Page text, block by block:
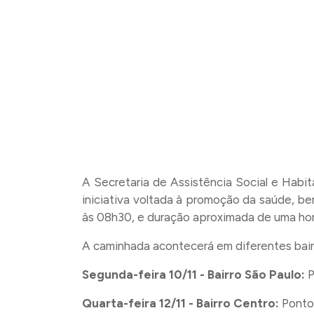
A Secretaria de Assistência Social e
iniciativa voltada à promoção da saúde,
às 08h30, e duração aproximada de uma
A caminhada acontecerá em diferentes
Segunda-feira 10/11 - Bairro São Paulo:
Quarta-feira 12/11 - Bairro Centro: